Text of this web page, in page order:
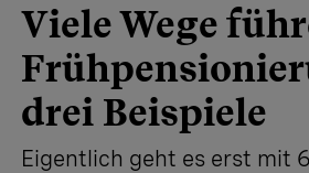
Viele Wege
drei Beispiele
Eigentlich geht es erst mit